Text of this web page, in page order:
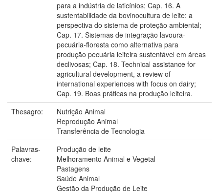
para a indústria de laticínios; Cap. 16. A
sustentabilidade da bovinocultura de leite: a
perspectiva do sistema de proteção ambiental;
Cap. 17. Sistemas de integração lavoura-
pecuária-floresta como alternativa para
produção pecuária leiteira sustentável em áreas
declivosas; Cap. 18. Technical assistance for
agricultural development, a review of
international experiences with focus on dairy;
Cap. 19. Boas práticas na produção leiteira.
Thesagro:
Nutrição Animal
Reprodução Animal
Transferência de Tecnologia
Palavras-
chave:
Produção de leite
Melhoramento Animal e Vegetal
Pastagens
Saúde Animal
Gestão da Produção de Leite